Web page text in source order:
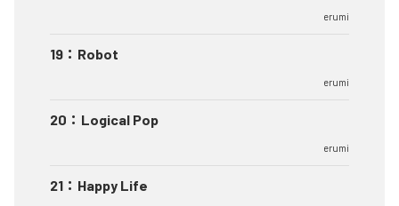
erumi
19 ： Robot
erumi
20 ： Logical Pop
erumi
21 ： Happy Life